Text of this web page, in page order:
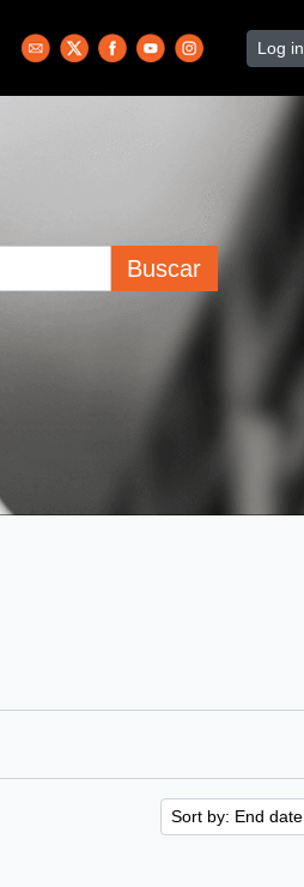
Log in
Buscar
Sort by: End date